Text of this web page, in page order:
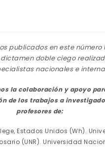
publicados en este número
doble ciego
nacionales e
la colaboración y apoyo
de los trabajos a
profesores de:
Estados Unidos (Wh).
(UNR). Universidad